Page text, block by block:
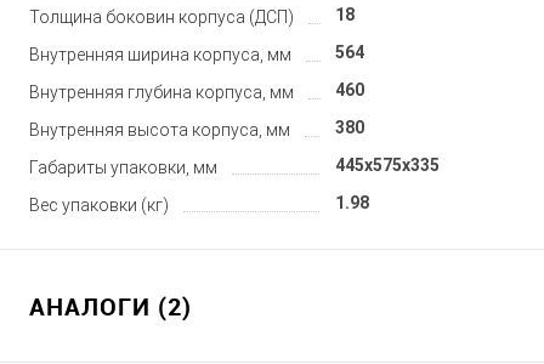
Толщина боковин корпуса (ДСП) 18
Внутренняя ширина корпуса, мм 564
Внутренняя глубина корпуса, мм 460
Внутренняя высота корпуса, мм 380
Габариты упаковки, мм 445x575x335
Вес упаковки (кг) 1.98
АНАЛОГИ (2)